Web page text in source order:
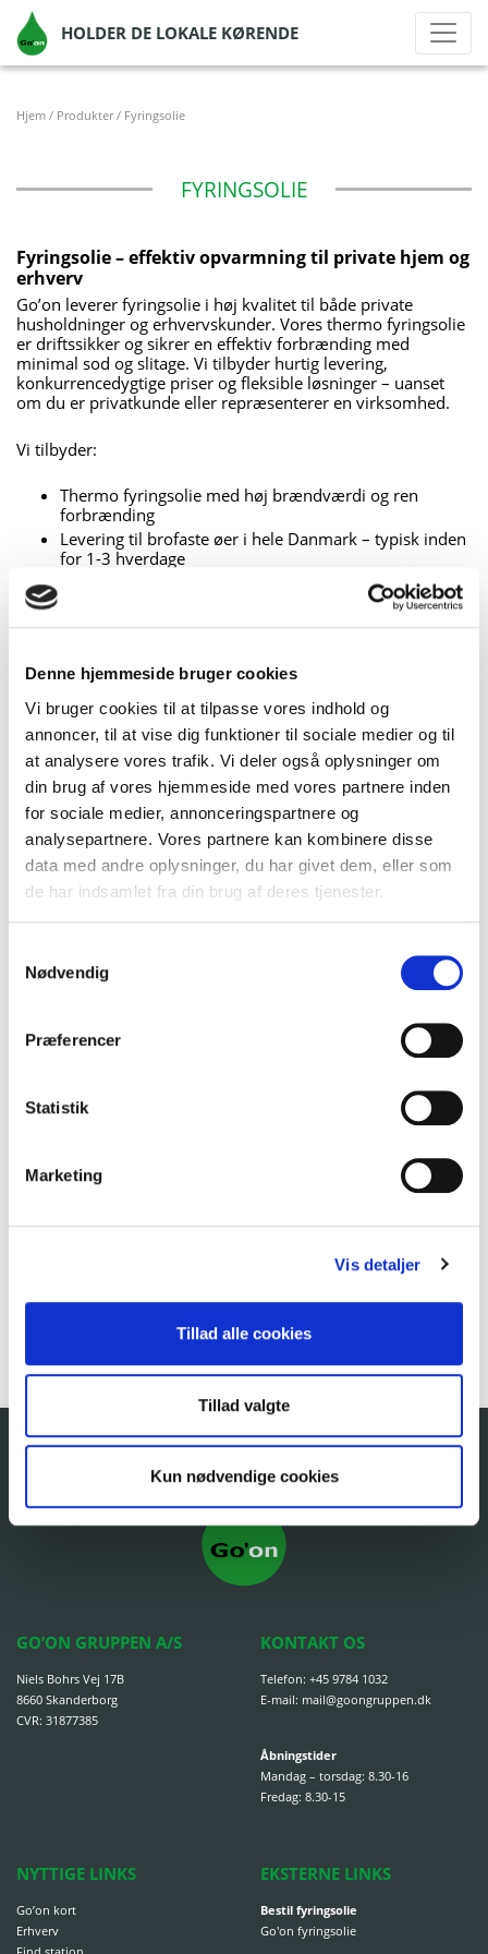
Denne hjemmeside bruger cookies
Vi bruger cookies til at tilpasse vores indhold og
annoncer, til at vise dig funktioner til sociale medier og til
at analysere vores trafik. Vi deler også oplysninger om
din brug af vores hjemmeside med vores partnere inden
for sociale medier, annonceringspartnere og
analysepartnere. Vores partnere kan kombinere disse
data med andre oplysninger, du har givet dem, eller som
de har indsamlet fra din brug af deres tjenester.
Nødvendig
Præferencer
Statistik
Marketing
Vis detaljer
Tillad alle cookies
Tillad valgte
Kun nødvendige cookies
HOLDER DE LOKALE KØRENDE
Hjem / Produkter / Fyringsolie
FYRINGSOLIE
Fyringsolie – effektiv opvarmning til private hjem og
erhverv
Go’on leverer fyringsolie i høj kvalitet til både private
husholdninger og erhvervskunder. Vores thermo fyringsolie
er driftssikker og sikrer en effektiv forbrænding med
minimal sod og slitage. Vi tilbyder hurtig levering,
konkurrencedygtige priser og fleksible løsninger – uanset
om du er privatkunde eller repræsenterer en virksomhed.
Vi tilbyder:
Thermo fyringsolie med høj brændværdi og ren
forbrænding
Levering til brofaste øer i hele Danmark – typisk inden
for 1-3 hverdage
Erhvervskunder kan bestille via telefon eller e-mail og
Skarpe priser og personlig rådgivning
Ofte stillede spørgsmål om Fyringsolie
Hvordan bestiller jeg fyringsolie som
privatkunde
Hvordan bestiller jeg som erhvervskunde
Tilbyder I frostsikret fyringsolie
GO’ON GRUPPEN A/S
Niels Bohrs Vej 17B
8660 Skanderborg
CVR: 31877385
KONTAKT OS
Telefon: +45 9784 1032
E-mail: mail@goongruppen.dk
Åbningstider
Mandag – torsdag: 8.30-16
Fredag: 8.30-15
NYTTIGE LINKS
Go’on kort
Erhverv
EKSTERNE LINKS
Bestil fyringsolie
Go'on fyringsolie